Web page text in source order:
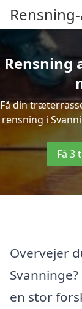
Rensning
Få din
rensning i
Få 3
Overvejer
en stor